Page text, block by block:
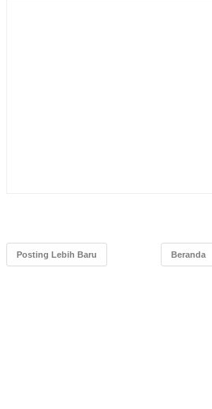
Posting Lebih Baru Beranda